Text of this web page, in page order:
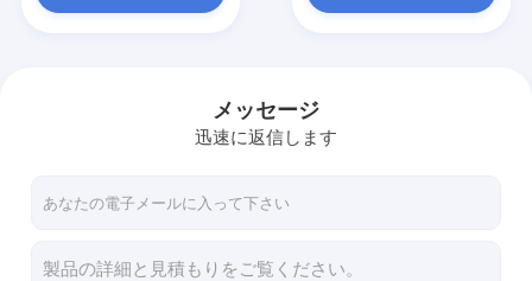
エネルギー ターボチャージャー
小松のターボチャージャー
メッセージ
迅速に返信します